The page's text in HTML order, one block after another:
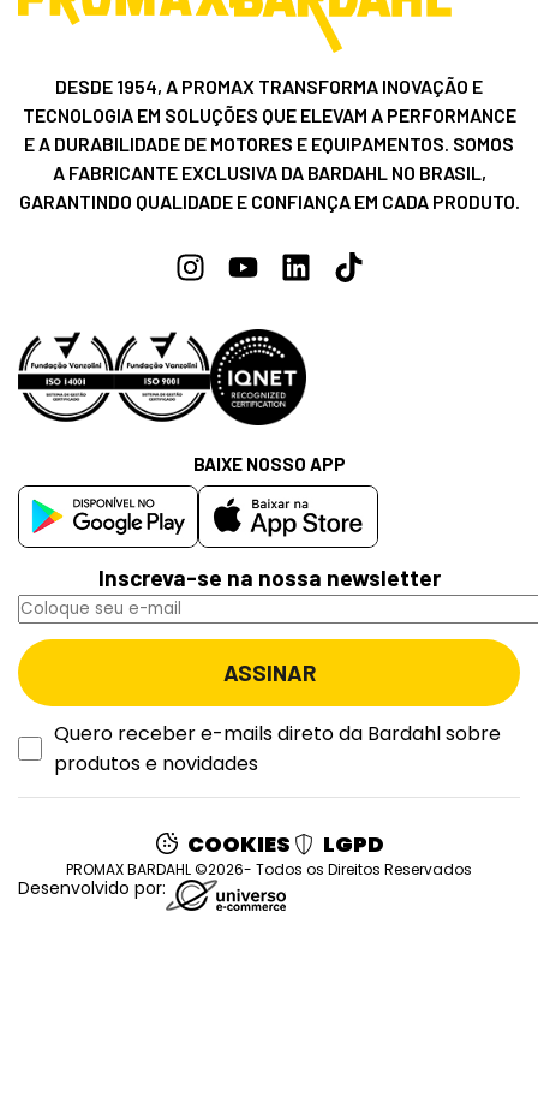
DESDE 1954, A PROMAX TRANSFORMA INOVAÇÃO E
TECNOLOGIA EM SOLUÇÕES QUE ELEVAM A PERFORMANCE
E A DURABILIDADE DE MOTORES E EQUIPAMENTOS. SOMOS
A FABRICANTE EXCLUSIVA DA BARDAHL NO BRASIL,
GARANTINDO QUALIDADE E CONFIANÇA EM CADA PRODUTO.
Inscreva-se na nossa newsletter
Quero receber e-mails direto da Bardahl sobre
produtos e novidades
BAIXE NOSSO APP
COOKIES LGPD
PROMAX BARDAHL ©2026- Todos os Direitos Reservados
Desenvolvido por: